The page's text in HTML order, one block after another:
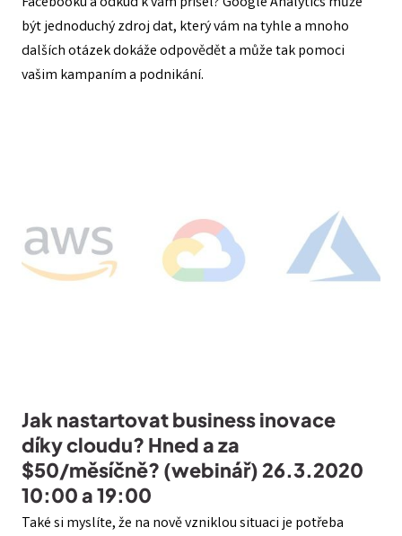
být jednoduchý zdroj dat, který vám na tyhle a mnoho
dalších otázek dokáže odpovědět a může tak pomoci
vašim kampaním a podnikání.
Jak nastartovat business inovace
díky cloudu? Hned a za
$50/měsíčně? (webinář) 26.3.2020
10:00 a 19:00
Také si myslíte, že na nově vzniklou situaci je potřeba